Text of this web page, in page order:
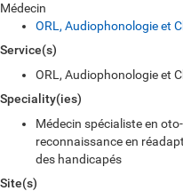
Médecin
ORL, Audiophonologie et
Service(s)
ORL, Audiophonologie et
Speciality(ies)
Médecin spécialiste en
reconnaissance en
des handicapés
Site(s)